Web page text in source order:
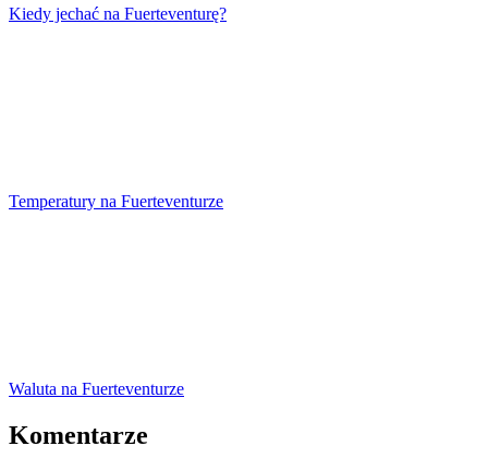
Kiedy jechać na Fuerteventurę?
Temperatury na Fuerteventurze
Waluta na Fuerteventurze
Komentarze